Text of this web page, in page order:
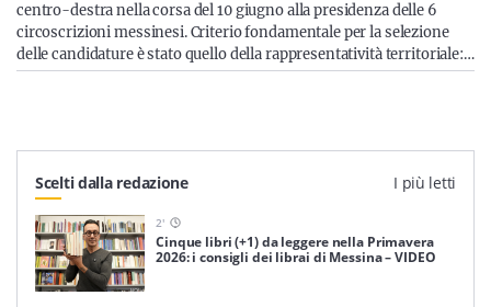
centro-destra nella corsa del 10 giugno alla presidenza delle 6
circoscrizioni messinesi. Criterio fondamentale per la selezione
delle candidature è stato quello della rappresentatività territoriale:…
Scelti dalla redazione I più letti
2'
Cinque libri (+1) da leggere nella Primavera
2026: i consigli dei librai di Messina – VIDEO